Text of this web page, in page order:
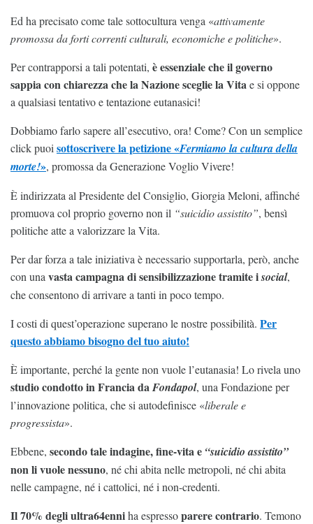
Ed ha precisato come tale sottocultura venga «attivamente
promossa da forti correnti culturali, economiche e politiche».
Per contrapporsi a tali potentati, è essenziale che il governo
sappia con chiarezza che la Nazione sceglie la Vitae si oppone
a qualsiasi tentativo e tentazione eutanasici!
Dobbiamo farlo sapere all’esecutivo, ora! Come? Con un semplice
click puoi sottoscrivere la petizione «Fermiamo la cultura della
morte!», promossa da Generazione Voglio Vivere!
È indirizzata al Presidente del Consiglio, Giorgia Meloni, affinché
promuova col proprio governo non il “suicidio assistito”, bensì
politiche atte a valorizzare la Vita.
Per dar forza a tale iniziativa è necessario supportarla, però, anche
con una vasta campagna di sensibilizzazione tramite isocial,
che consentono di arrivare a tanti in poco tempo.
I costi di quest’operazione superano le nostre possibilità. Per
questo abbiamo bisogno del tuo aiuto!
È importante, perché la gente non vuole l’eutanasia! Lo rivela uno
studio condotto in Francia daFondapol, una Fondazione per
l’innovazione politica, che si autodefinisce «liberale e
progressista».
Ebbene, secondo tale indagine, fine-vita e “suicidio assistito”
non li vuole nessuno, né chi abita nelle metropoli, né chi abita
nelle campagne, né i cattolici, né i non-credenti.
Il 70% degli ultra64enniha espressoparere contrario. Temono